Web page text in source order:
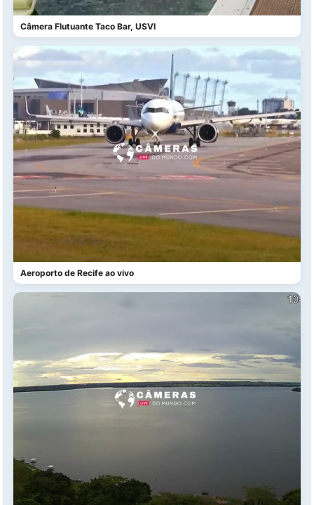
Câmera Flutuante Taco Bar, USVI
Aeroporto de Recife ao vivo